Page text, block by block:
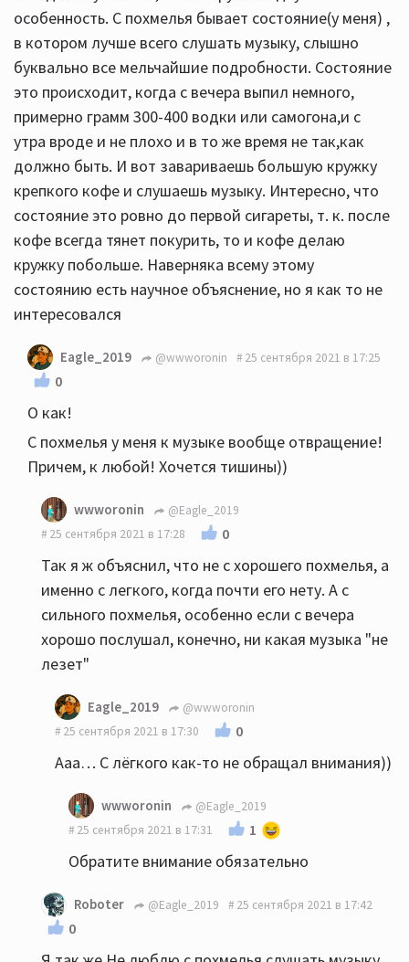
особенность. С похмелья бывает состояние(у меня) ,
в котором лучше всего слушать музыку, слышно
буквально все мельчайшие подробности. Состояние
это происходит, когда с вечера выпил немного,
примерно грамм 300-400 водки или самогона,и с
утра вроде и не плохо и в то же время не так,как
должно быть. И вот завариваешь большую кружку
крепкого кофе и слушаешь музыку. Интересно, что
состояние это ровно до первой сигареты, т. к. после
кофе всегда тянет покурить, то и кофе делаю
кружку побольше. Наверняка всему этому
состоянию есть научное объяснение, но я как то не
интересовался
Eagle_2019 @wwworonin 25 сентября 2021 в 17:25
0
О как!
С похмелья у меня к музыке вообще отвращение!
Причем, к любой! Хочется тишины))
wwworonin
@Eagle_2019
25 сентября 2021 в 17:28
0
Так я ж объяснил, что не с хорошего похмелья, а
именно с легкого, когда почти его нету. А с
сильного похмелья, особенно если с вечера
хорошо послушал, конечно, ни какая музыка "не
лезет"
Eagle_2019
@wwworonin
25 сентября 2021 в 17:30
0
Ааа… С лёгкого как-то не обращал внимания))
wwworonin
@Eagle_2019
25 сентября 2021 в 17:31
1
Обратите внимание обязательно
Roboter @Eagle_2019 25 сентября 2021 в 17:42
0